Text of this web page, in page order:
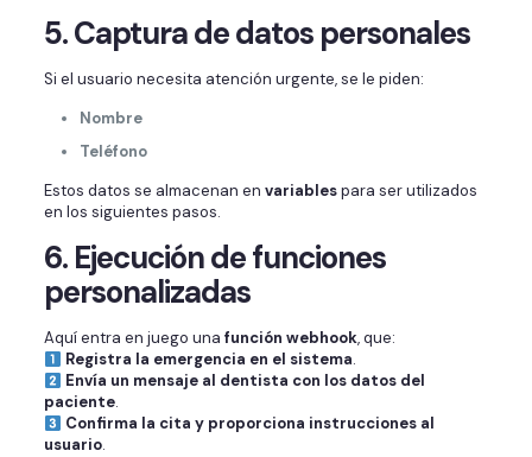
5. Captura de datos personales
Si el usuario necesita atención urgente, se le piden:
Nombre
Teléfono
Estos datos se almacenan en variablespara ser utilizados
en los siguientes pasos.
6. Ejecución de funciones
personalizadas
Aquí entra en juego una función webhook, que:
Registra la emergencia en el sistema.
Envía un mensaje al dentista con los datos del
paciente.
Confirma la cita y proporciona instrucciones al
usuario.